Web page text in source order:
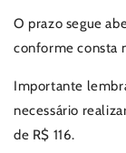
O prazo segue
conforme consta
Importante
necessário
de R$ 116.